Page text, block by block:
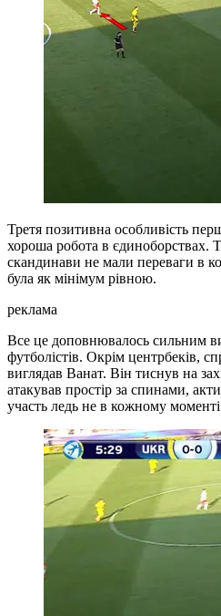
Третя позитивна особливість
хороша робота в єдиноборствах.
скандинави не мали переваги в
була як мінімум рівною.
реклама
Все це доповнювалось сильним
футболістів. Окрім центрбеків,
виглядав Ванат. Він тиснув на
атакував простір за спинами,
участь ледь не в кожному